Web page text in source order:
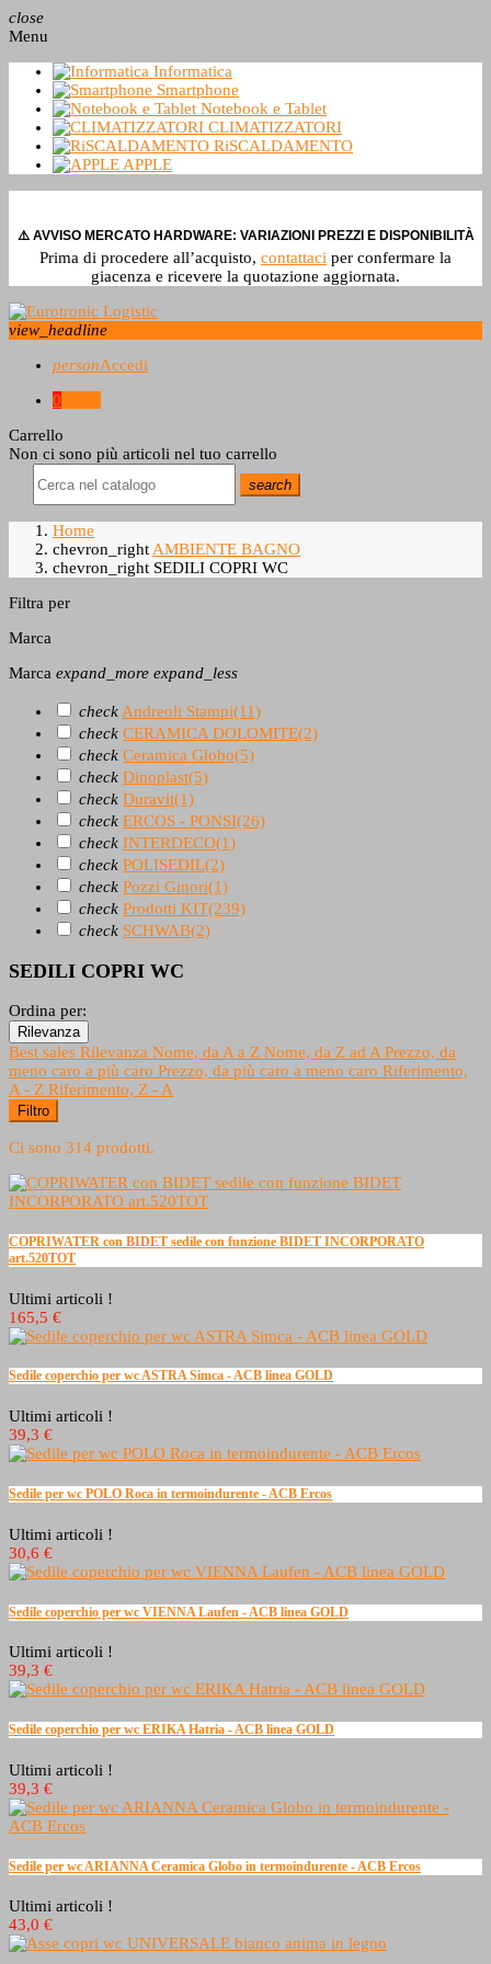
close
Menu
Informatica
Smartphone
Notebook e Tablet
CLIMATIZZATORI
RiSCALDAMENTO
APPLE
⚠️ AVVISO MERCATO HARDWARE: VARIAZIONI PREZZI E DISPONIBILITÀ
Prima di procedere all’acquisto, contattaci per confermare la
giacenza e ricevere la quotazione aggiornata.
view_headline
personAccedi
0
Carrello
Non ci sono più articoli nel tuo carrello
search
Home
chevron_right AMBIENTE BAGNO
chevron_right SEDILI COPRI WC
Filtra per
Marca
Marca expand_more expand_less
check Andreoli Stampi(11)
check CERAMICA DOLOMITE(2)
check Ceramica Globo(5)
check Dinoplast(5)
check Duravit(1)
check ERCOS - PONSI(26)
check INTERDECO(1)
check POLISEDIL(2)
check Pozzi Ginori(1)
check Prodotti KIT(239)
check SCHWAB(2)
SEDILI COPRI WC
Ordina per:
Rilevanza
Best sales Rilevanza Nome, da A a Z Nome, da Z ad A Prezzo, da
meno caro a più caro Prezzo, da più caro a meno caro Riferimento,
A - Z Riferimento, Z - A
Filtro
Ci sono 314 prodotti.
COPRIWATER con BIDET sedile con funzione BIDET INCORPORATO
art.520TOT
Ultimi articoli !
165,5 €
Sedile coperchio per wc ASTRA Simca - ACB linea GOLD
Ultimi articoli !
39,3 €
Sedile per wc POLO Roca in termoindurente - ACB Ercos
Ultimi articoli !
30,6 €
Sedile coperchio per wc VIENNA Laufen - ACB linea GOLD
Ultimi articoli !
39,3 €
Sedile coperchio per wc ERIKA Hatria - ACB linea GOLD
Ultimi articoli !
39,3 €
Sedile per wc ARIANNA Ceramica Globo in termoindurente - ACB Ercos
Ultimi articoli !
43,0 €